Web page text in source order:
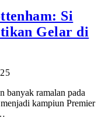
Si
Gelar di
banyak ramalan pada
kampiun Premier